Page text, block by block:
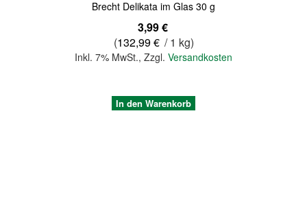
Brecht Delikata im Glas 30 g
3,99 €
(132,99 € / 1 kg)
Inkl. 7% MwSt., Zzgl. Versandkosten
In den Warenkorb